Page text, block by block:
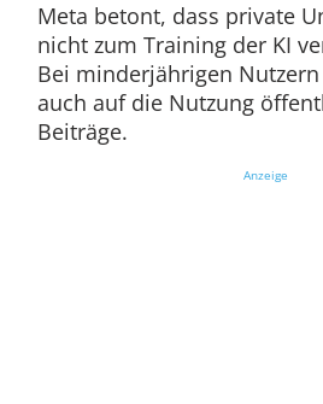
Meta betont, dass private
nicht zum Training der KI
Bei minderjährigen
auch auf die Nutzung
Beiträge.
Anzeige